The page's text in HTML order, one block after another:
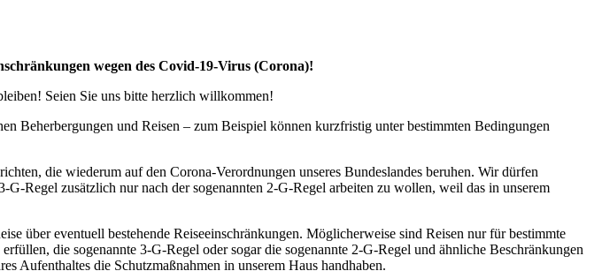
wegen des Covid-19-Virus (Corona)!
Seien Sie uns bitte herzlich willkommen!
Beherbergungen und Reisen – zum Beispiel können kurzfristig unter bestimmten Bedingungen
die wiederum auf den Corona-Verordnungen unseres Bundeslandes beruhen. Wir dürfen
Regel zusätzlich nur nach der sogenannten 2-G-Regel arbeiten zu wollen, weil das in unserem
über eventuell bestehende Reiseeinschränkungen. Möglicherweise sind Reisen nur für bestimmte
die sogenannte 3-G-Regel oder sogar die sogenannte 2-G-Regel und ähnliche Beschränkungen
Aufenthaltes die Schutzmaßnahmen in unserem Haus handhaben.